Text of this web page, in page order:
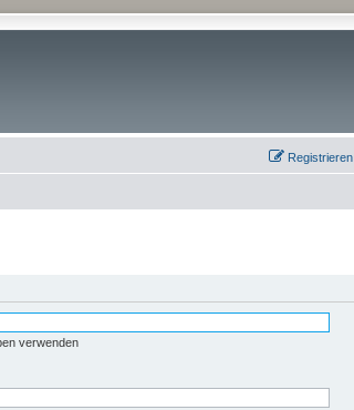
Registrieren
verwenden